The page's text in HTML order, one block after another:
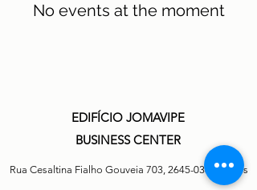
No events at the moment
EDIFÍCIO JOMAVIPE
BUSINESS CENTER
Rua Cesaltina Fialho Gouveia 703, 2645-038 Cascais